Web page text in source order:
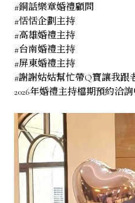
#銅話樂章婚禮顧問
#恬恬企劃主持
#高雄婚禮主持
#台南婚禮主持
#屏東婚禮主持
#謝謝姑姑幫忙帶Q寶讓我
2026年婚禮主持檔期預約